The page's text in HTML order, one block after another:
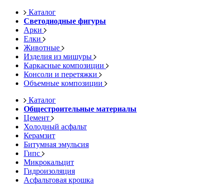
Каталог
Светодиодные фигуры
Арки
Елки
Животные
Изделия из мишуры
Каркасные композиции
Консоли и перетяжки
Объемные композиции
Каталог
Общестроительные материалы
Цемент
Холодный асфальт
Керамзит
Битумная эмульсия
Гипс
Микрокальцит
Гидроизоляция
Асфальтовая крошка